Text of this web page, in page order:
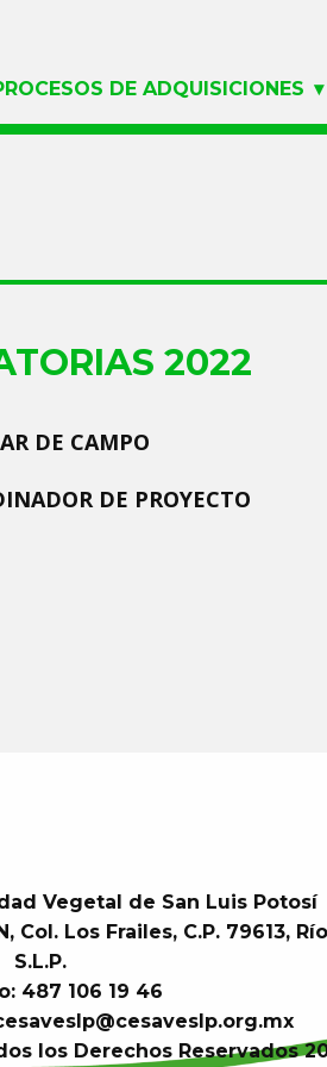
DE ADQUISICIONES
2022
DE CAMPO
DE PROYECTO
Vegetal de San Luis Potosí
Col. Los Frailes, C.P. 79613,
S.L.P.
487 106 19 46
los Derechos Reservados